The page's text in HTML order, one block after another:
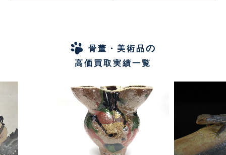
骨董・美術品の
高価買取実績一覧